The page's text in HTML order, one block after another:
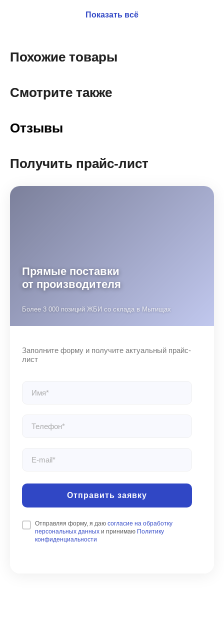
Показать всё
Похожие товары
Смотрите также
Отзывы
Получить прайс-лист
Отправить заявку
Отправляя форму, я даю согласие на обработку
персональных данных и принимаю Политику
конфиденциальности